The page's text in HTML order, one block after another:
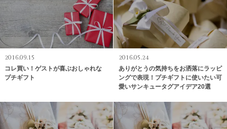
2016.09.15
コレ買い！ゲストが喜ぶおしゃれな
プチギフト
2016.05.24
ありがとうの気持ちをお洒落にラッピ
ングで表現！プチギフトに使いたい可
愛いサンキュータグアイデア20選